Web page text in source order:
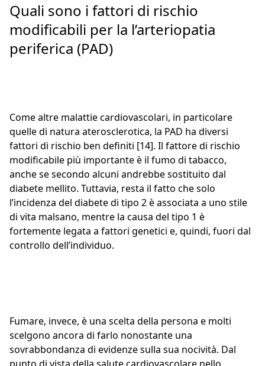
Quali sono i fattori di rischio
modificabili per la l’arteriopatia
periferica (PAD)
Come altre malattie cardiovascolari, in particolare
quelle di natura aterosclerotica, la PAD ha diversi
fattori di rischio ben definiti [14]. Il fattore di rischio
modificabile più importante è il fumo di tabacco,
anche se secondo alcuni andrebbe sostituito dal
diabete mellito. Tuttavia, resta il fatto che solo
l’incidenza del diabete di tipo 2 è associata a uno stile
di vita malsano, mentre la causa del tipo 1 è
fortemente legata a fattori genetici e, quindi, fuori dal
controllo dell’individuo.
Fumare, invece, è una scelta della persona e molti
scelgono ancora di farlo nonostante una
sovrabbondanza di evidenze sulla sua nocività. Dal